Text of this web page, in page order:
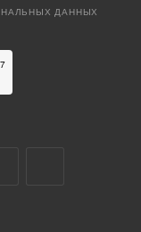
ДАННЫХ